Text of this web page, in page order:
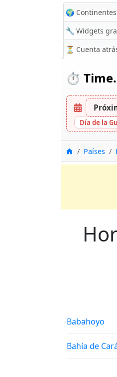
🌍 Continentes
🔧 Widgets
⏳ Cuenta
⏱️
Día de la
InicioPaíses
Horas de
Babahoyo
Horas de
Bahía de